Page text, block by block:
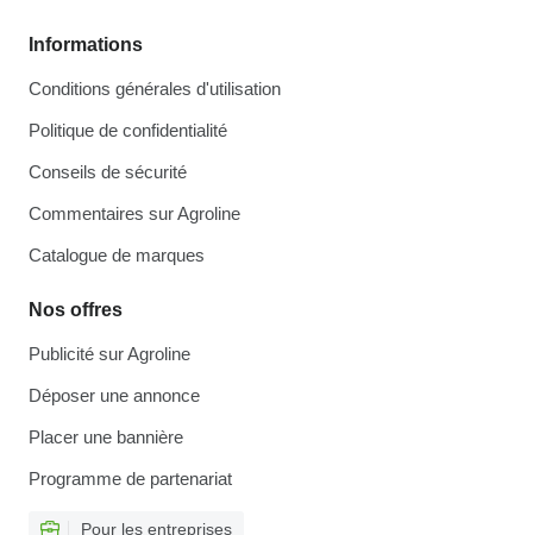
Informations
Conditions générales d'utilisation
Politique de confidentialité
Conseils de sécurité
Commentaires sur Agroline
Catalogue de marques
Nos offres
Publicité sur Agroline
Déposer une annonce
Placer une bannière
Programme de partenariat
Pour les entreprises